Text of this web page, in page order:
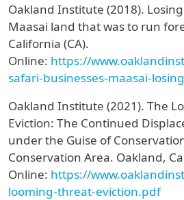
Oakland Institute (2018).
Maasai land that was to run
California (CA).
Online: https://
safari-businesses-maasai-
Oakland Institute (2021). The
Eviction: The Continued
under the Guise of
Conservation Area. Oakland,
Online: https://
looming-threat-eviction.pdf